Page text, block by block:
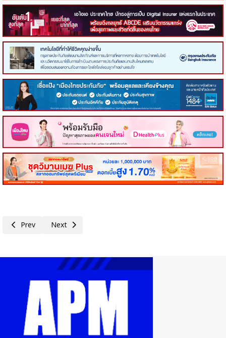
Previous article: PTG - กาแฟพันธุ์ไทย จากต้นกล้าเล็กๆ สู่ความหวังที่ยิ่งใ
Prev Next article: วิริยะประกันภัย ปลูกฝังวินัยจราจรเด็กไทย มอบห
Next